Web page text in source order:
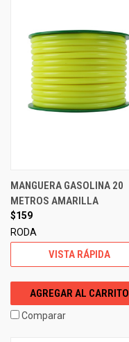
MANGUERA GASOLINA 20
METROS AMARILLA
$159
RODA
VISTA RÁPIDA
AGREGAR AL CARRITO
Comparar